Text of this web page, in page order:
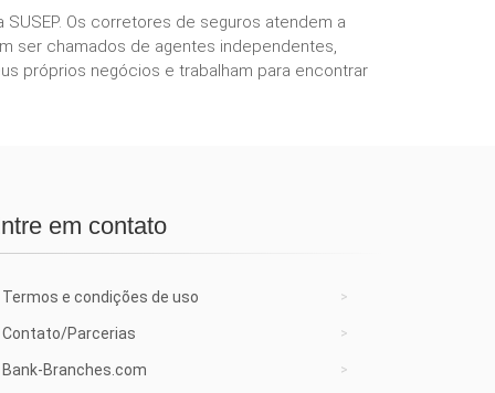
Os corretores de seguros atendem a
ser chamados de agentes independentes,
próprios negócios e trabalham para encontrar
em contato
Termos e condições de uso
Contato/Parcerias
Bank-Branches.com